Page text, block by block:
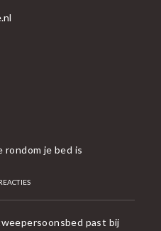
rondom je bed is
past bij